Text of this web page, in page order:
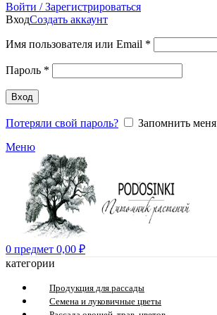
Войти / Зарегистрироваться
ВходСоздать аккаунт
Имя пользователя или Email *
Пароль *
Вход
Потеряли свой пароль?
Запомнить меня
Меню
0 предмет 0,00 ₽
категории
Продукция для рассады
Семена и луковичные цветы